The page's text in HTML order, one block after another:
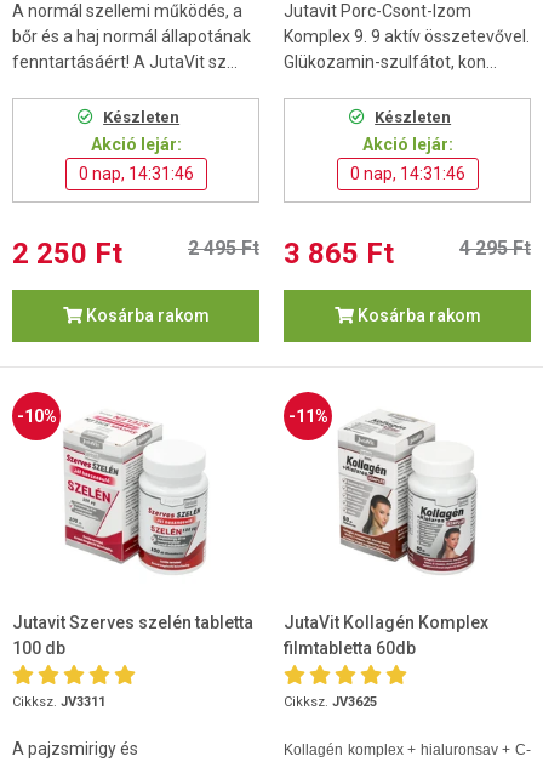
A normál szellemi működés, a
bőr és a haj normál állapotának
fenntartásáért! A JutaVit sz...
Készleten
Akció lejár:
0 nap, 14:31:45
2 250 Ft 2 495 Ft
Kosárba rakom
Jutavit Porc-Csont-Izom
Komplex 9. 9 aktív összetevővel.
Glükozamin-szulfátot, kon...
Készleten
Akció lejár:
0 nap, 14:31:45
3 865 Ft 4 295 Ft
Kosárba rakom
-10%
Jutavit Szerves szelén tabletta
100 db
Cikksz. JV3311
A pajzsmirigy és
-11%
JutaVit Kollagén Komplex
filmtabletta 60db
Cikksz. JV3625
Kollagén komplex + hialuronsav + C-